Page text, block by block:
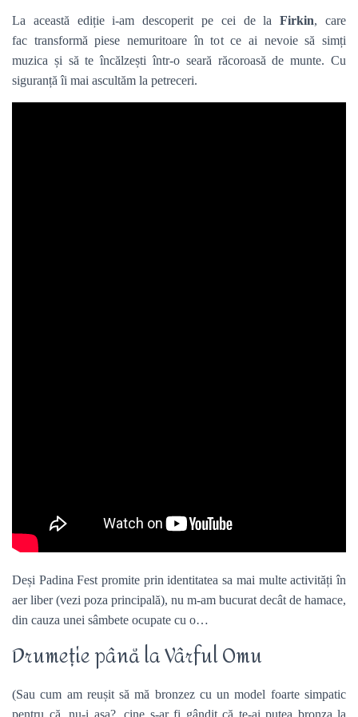
La această ediție i-am descoperit pe cei de laFirkin, care
fac transformă piese nemuritoare în tot ce ai nevoie să simți
muzica și să te încălzești într-o seară răcoroasă de munte. Cu
siguranță îi mai ascultăm la petreceri.
Deși Padina Fest promite prin identitatea sa mai multe activități în
aer liber (vezi poza principală), nu m-am bucurat decât de hamace,
din cauza unei sâmbete ocupate cu o…
Drumeție până la Vârful Omu
(Sau cum am reușit să mă bronzez cu un model foarte simpatic
pentru că, nu-i așa?, cine s-ar fi gândit că te-ai putea bronza la